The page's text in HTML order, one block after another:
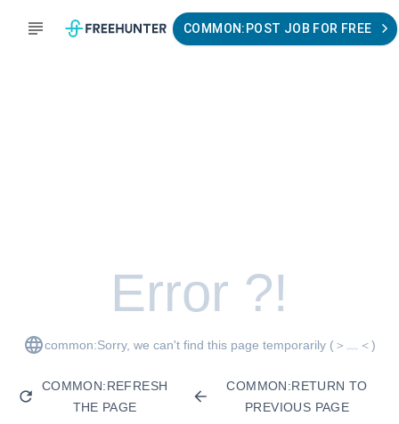
COMMON:POST JOB FOR FREE
Error ?!
common:Sorry, we can't find this page temporarily (＞﹏＜)
COMMON:REFRESH
THE PAGE
COMMON:RETURN TO
PREVIOUS PAGE